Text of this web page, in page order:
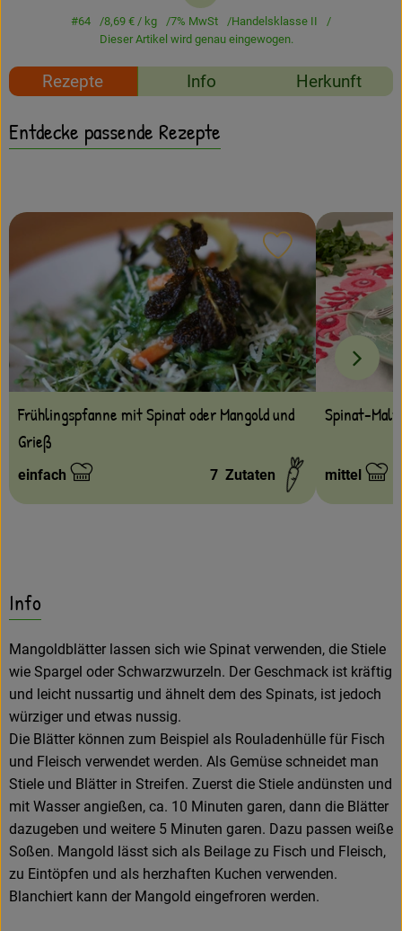
Über uns
#64 8,69 € / kg 7% MwSt
Handelsklasse II
Dieser Artikel wird genau eingewogen.
Rezepte Info Herkunft
Entdecke passende Rezepte
Frühlingspfanne mit Spinat oder Mangold und
Grieß
Schwierigkeit:
einfach 7 Zutaten
Rezept zu
Spinat-
mittel
Info
Mangoldblätter lassen sich wie Spinat verwenden, die Stiele
wie Spargel oder Schwarzwurzeln. Der Geschmack ist kräftig
und leicht nussartig und ähnelt dem des Spinats, ist jedoch
würziger und etwas nussig.
Die Blätter können zum Beispiel als Rouladenhülle für Fisch
und Fleisch verwendet werden. Als Gemüse schneidet man
Stiele und Blätter in Streifen. Zuerst die Stiele andünsten und
mit Wasser angießen, ca. 10 Minuten garen, dann die Blätter
dazugeben und weitere 5 Minuten garen. Dazu passen weiße
Soßen. Mangold lässt sich als Beilage zu Fisch und Fleisch,
zu Eintöpfen und als herzhaften Kuchen verwenden.
Blanchiert kann der Mangold eingefroren werden.